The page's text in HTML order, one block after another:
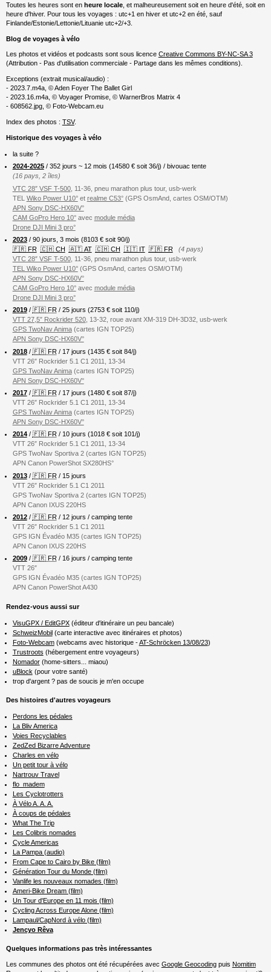
Toutes les heures sont en heure locale, et malheureusement soit en heure d'été, soit en
heure d'hiver. Pour tous les voyages : utc+1 en hiver et utc+2 en été, sauf
Finlande/Estonie/Lettonie/Lituanie utc+2/+3.
Blog de voyages à vélo
Les photos et vidéos et podcasts sont sous licence Creative Commons BY-NC-SA 3
(Attribution - Pas d'utilisation commerciale - Partage dans les mêmes conditions).
Exceptions (extrait musical/audio) :
- 2023.7.m4a, © Aden Foyer The Ballet Girl
- 2023.16.m4a, © Voyager Promise, © WarnerBros Matrix 4
- 608562.jpg, © Foto-Webcam.eu
Index des photos : TSV.
Historique des voyages à vélo
la suite ?
2024-2025/ 352 jours ~ 12 mois (14580€ soit 36/j) / bivouac tente
(16 pays, 2 îles)
VTC 28″ VSF T-500, 11-36, pneu marathon plus tour, usb-werk
TEL Wiko Power U10°et realme C53°(GPS OsmAnd, cartes OSM/OTM)
APN Sony DSC-HX60V°
CAM GoPro Hero 10°avec module média
Drone DJI Mini 3 pro°
2023/ 90 jours, 3 mois (8103 € soit 90/j)
🇫🇷 FR 🇨🇭 CH 🇦🇹 AT 🇨🇭 CH 🇮🇹 IT 🇫🇷 FR
(4 pays)
VTC 28″ VSF T-500, 11-36, pneu marathon plus tour, usb-werk
TEL Wiko Power U10°(GPS OsmAnd, cartes OSM/OTM)
APN Sony DSC-HX60V°
CAM GoPro Hero 10°avec module média
Drone DJI Mini 3 pro°
2019/ 🇫🇷 FR / 25 jours (2753 € soit 110/j)
VTT 27,5″ Rockrider 520, 13-32, roue avant XM-319 DH-3D32, usb-werk
GPS TwoNav Anima(cartes IGN TOP25)
APN Sony DSC-HX60V°
2018/ 🇫🇷 FR / 17 jours (1435 € soit 84/j)
VTT 26″ Rockrider 5.1 C1 2011, 13-34
GPS TwoNav Anima(cartes IGN TOP25)
APN Sony DSC-HX60V°
2017/ 🇫🇷 FR / 17 jours (1480 € soit 87/j)
VTT 26″ Rockrider 5.1 C1 2011, 13-34
GPS TwoNav Anima(cartes IGN TOP25)
APN Sony DSC-HX60V°
2014/ 🇫🇷 FR / 10 jours (1018 € soit 101/j)
VTT 26″ Rockrider 5.1 C1 2011, 13-34
GPS TwoNav Sportiva 2 (cartes IGN TOP25)
APN Canon PowerShot SX280HS°
2013/ 🇫🇷 FR / 15 jours
VTT 26″ Rockrider 5.1 C1 2011
GPS TwoNav Sportiva 2 (cartes IGN TOP25)
APN Canon IXUS 220HS
2012/ 🇫🇷 FR / 12 jours / camping tente
VTT 26″ Rockrider 5.1 C1 2011
GPS IGN Évadéo M35 (cartes IGN TOP25)
APN Canon IXUS 220HS
2009/ 🇫🇷 FR / 16 jours / camping tente
VTT 26″
GPS IGN Évadéo M35 (cartes IGN TOP25)
APN Canon PowerShot A430
Rendez-vous aussi sur
VisuGPX / EditGPX(éditeur d'itinéraire un peu bancale)
SchweizMobil(carte interactive avec itinéraires et photos)
Foto-Webcam(webcams avec historique -AT-Schröcken 13/08/23)
Trustroots (hébergement entre voyageurs)
Nomador(home-sitters... miaou)
uBlock (pour votre santé)
trop d'argent ? pas de soucis je m'en occupe
Des histoires d'autres voyageurs
Perdons les pédales
La Bliv America
Voies Recyclables
ZedZed Bizarre Adventure
Charles en vélo
Un petit tour à vélo
Nartrouv Travel
flo_madem
Les Cyclotrotters
À Vélo A. A. A.
À coups de pédales
What The Trip
Les Colibris nomades
Cycle Americas
La Pampa (audio)
From Cape to Cairo by Bike (film)
Génération Tour du Monde (film)
Vanlife les nouveaux nomades (film)
Ameri-Bike Dream (film)
Un Tour d'Europe en 11 mois (film)
Cycling Across Europe Alone (film)
Lampaul/CapNord à vélo (film)
Jencyo Rêva
Quelques informations pas très intéressantes
Les communes des photos ont été récupérées avec Google Geocodingpuis Nomitim